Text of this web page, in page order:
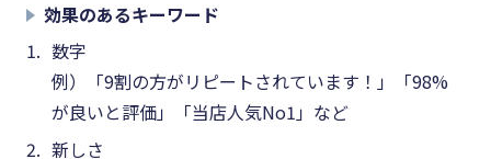
効果のあるキーワード
数字
例）「9割の方がリピートされています！」「98%
が良いと評価」「当店人気No1」など
新しさ